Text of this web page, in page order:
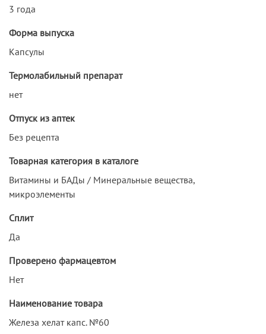
3 года
Форма выпуска
Капсулы
Термолабильный препарат
нет
Отпуск из аптек
Без рецепта
Товарная категория в каталоге
Витамины и БАДы / Минеральные вещества,
микроэлементы
Сплит
Да
Проверено фармацевтом
Нет
Наименование товара
Железа хелат капс. №60